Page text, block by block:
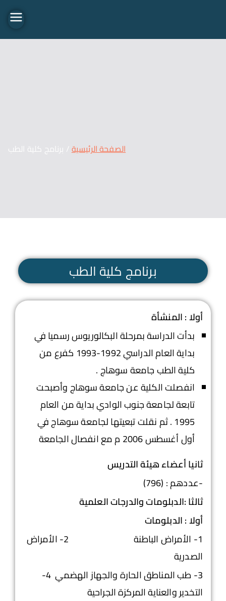
Travel 02
الصفحة الرئيسية برنامج كلية الطب
برنامج كلية الطب
أولا : المنشأة
بدأت الدراسة بمرحلة البكالوريوس رسميا في
بداية العام الدراسي 1992-1993 كفرع من
كلية الطب جامعة سوهاج .
انفصلت الكلية عن جامعة سوهاج وأصبحت
تابعة لجامعة جنوب الوادي بداية من العام
1995 . ثم نقلت تبعيتها لجامعة سوهاج في
أول أغسطس 2006 م مع انفصال الجامعة
ثانيا أعضاء هيئة التدريس
-عددهم : (796)
ثالثا :الدبلومات والدرجات العلمية
أولا : الدبلومات
1- الأمراض الباطنة 2- الأمراض
الصدرية
3- طب المناطق الحارة والجهاز الهضمي 4-
التخدير والعناية المركزة الجراحية